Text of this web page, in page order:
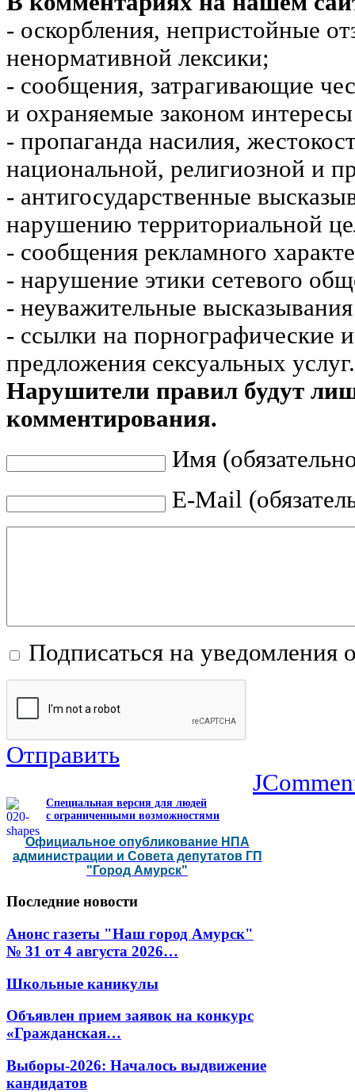
- оскорбления, непристойные
ненормативной лексики;
- сообщения, затрагивающие
и охраняемые законом
- пропаганда насилия,
национальной, религиозной и
- антигосударственные
нарушению территориальной
- сообщения рекламного
- нарушение этики сетевого
- неуважительные
- ссылки на порнографические
предложения сексуальных услуг.
Нарушители правил будут
комментирования.
Имя
E-Mail
Подписаться на уведомления
Отправить
Специальная версия для людей
с ограниченными возможностями
Официальное опубликование НПА
администрации и Совета депутатов ГП
"Город Амурск"
Последние новости
Анонс газеты "Наш город Амурск"
№ 31 от 4 августа 2026…
Школьные каникулы
Объявлен прием заявок на конкурс
«Гражданская…
Выборы-2026: Началось выдвижение
кандидатов